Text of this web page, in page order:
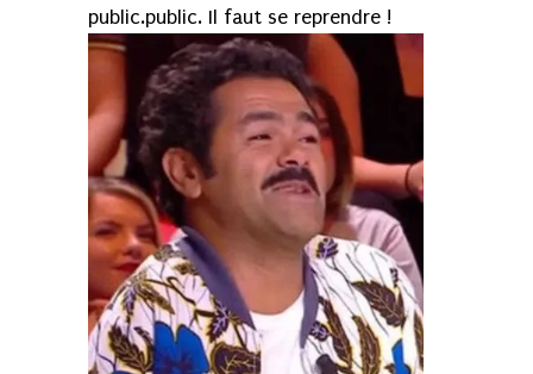
public.public. Il faut se reprendre !